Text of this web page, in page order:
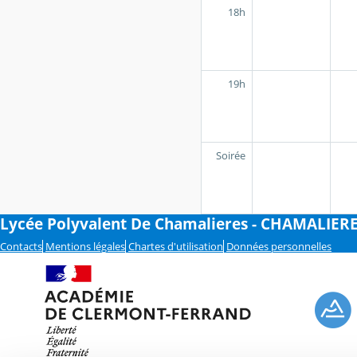
18h
19h
Soirée
Lycée Polyvalent De Chamalieres -
Contacts Mentions légales Chartes d'utilisation Données personnelles